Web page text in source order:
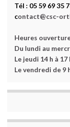
Tél : 05 59 69 35
contact@csc-
Heures
Du lundi au
Le jeudi 14 h à 17
Le vendredi de 9